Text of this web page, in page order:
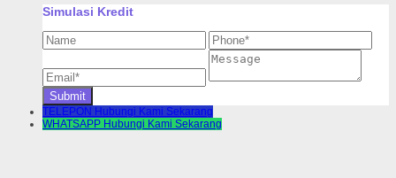
Simulasi Kredit
TELEPON Hubungi Kami Sekarang
WHATSAPP Hubungi Kami Sekarang